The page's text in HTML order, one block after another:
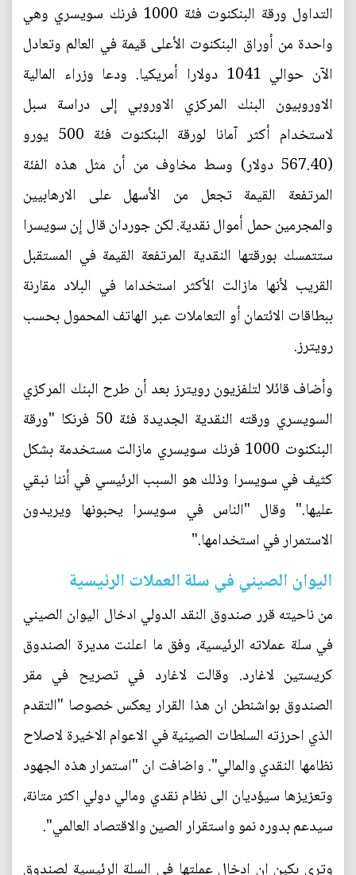
التداول ورقة البنكنوت فئة 1000 فرنك سويسري وهي
واحدة من أوراق البنكنوت الأعلى قيمة في العالم وتعادل
الآن حوالي 1041 دولارا أمريكيا. ودعا وزراء المالية
الاوروبيون البنك المركزي الاوروبي إلى دراسة سبل
لاستخدام أكثر آمانا لورقة البنكنوت فئة 500 يورو
(567.40 دولار) وسط مخاوف من أن مثل هذه الفئة
المرتفعة القيمة تجعل من الأسهل على الارهابيين
والمجرمين حمل أموال نقدية. لكن جوردان قال إن سويسرا
ستتمسك بورقتها النقدية المرتفعة القيمة في المستقبل
القريب لأنها مازالت الأكثر استخداما في البلاد مقارنة
ببطاقات الائتمان أو التعاملات عبر الهاتف المحمول بحسب
رويترز.
وأضاف قائلا لتلفزيون رويترز بعد أن طرح البنك المركزي
السويسري ورقته النقدية الجديدة فئة 50 فرنكا "ورقة
البنكنوت 1000 فرنك سويسري مازالت مستخدمة بشكل
كثيف في سويسرا وذلك هو السبب الرئيسي في أننا نبقي
عليها." وقال "الناس في سويسرا يحبونها ويريدون
الاستمرار في استخدامها."
اليوان الصيني في سلة العملات الرئيسية
من ناحيته قرر صندوق النقد الدولي ادخال اليوان الصيني
في سلة عملاته الرئيسية، وفق ما اعلنت مديرة الصندوق
كريستين لاغارد. وقالت لاغارد في تصريح في مقر
الصندوق بواشنطن ان هذا القرار يعكس خصوصا "التقدم
الذي احرزته السلطات الصينية في الاعوام الاخيرة لاصلاح
نظامها النقدي والمالي". واضافت ان "استمرار هذه الجهود
وتعزيزها سيؤديان الى نظام نقدي ومالي دولي اكثر متانة،
سيدعم بدوره نمو واستقرار الصين والاقتصاد العالمي".
وترى بكين ان ادخال عملتها في السلة الرئيسية لصندوق